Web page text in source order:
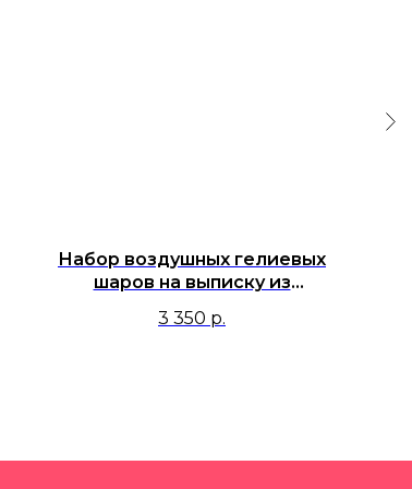
Набор воздушных гелиевых
шаров на выписку из
малышкой!"
3 350 р.